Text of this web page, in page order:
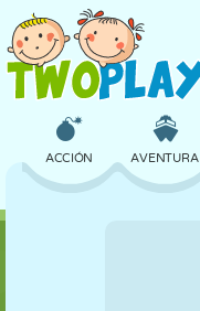
ACCIÓN AVENTURA